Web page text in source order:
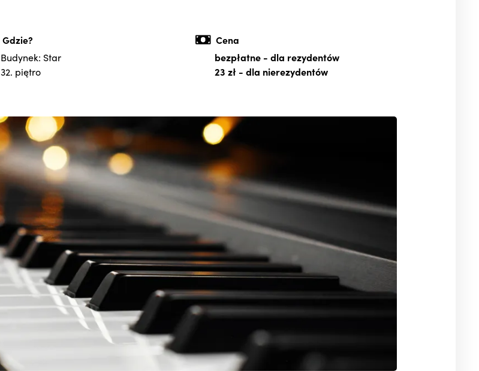
Gdzie?
Budynek: Star
32. piętro
Cena
bezpłatne- dla rezydentów
23 zł- dla nierezydentów